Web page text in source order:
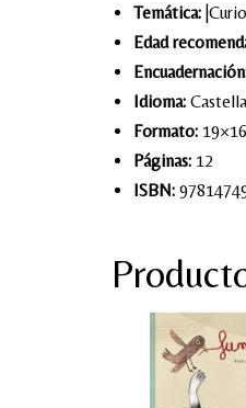
Temática:
Edad
Idioma:
Formato:
Páginas: 12
ISBN: